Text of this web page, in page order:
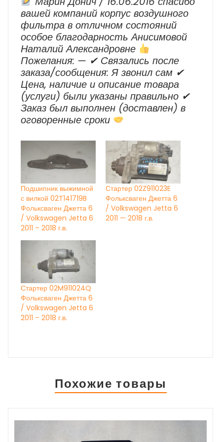
вашей компаний корпус воздушного
фильтра в отличном состояний
особое благодарность Анисимовой
Наталий Александровне
Пожелания: — ✔ Cвязались после
заказа/сообщения: Я звонил сам ✔
Цена, наличие и описание товара
(услуги) были указаны правильно ✔
Заказ был выполнен (доставлен) в
оговоренные сроки
Подшипник выжимной
с вилкой 02T141719B
Фольксваген Джетта 6
/ Volkswagen Jetta 6
2011 – 2018 г.в.
Стартер 02Z911023E
Фольксваген Джетта 6
/ Volkswagen Jetta 6
2011 — 2018 г.в.
Стартер 02M911024Q
Фольксваген Джетта 6
/ Volkswagen Jetta 6
2011 – 2018 г.в.
Похожие товары